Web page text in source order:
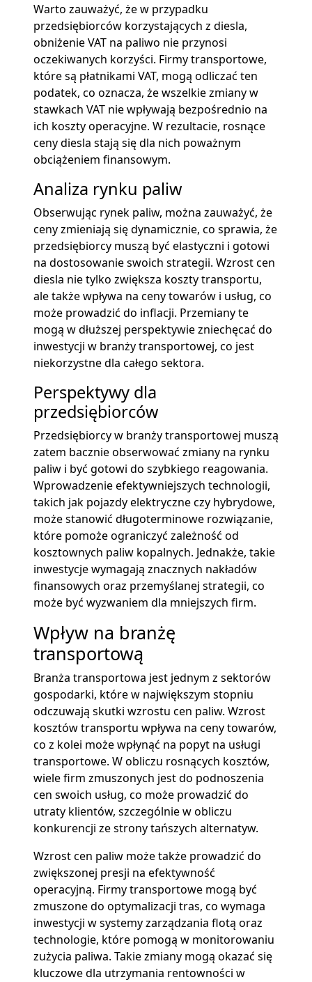
Warto zauważyć, że w przypadku
przedsiębiorców korzystających z diesla,
obniżenie VAT na paliwo nie przynosi
oczekiwanych korzyści. Firmy transportowe,
które są płatnikami VAT, mogą odliczać ten
podatek, co oznacza, że wszelkie zmiany w
stawkach VAT nie wpływają bezpośrednio na
ich koszty operacyjne. W rezultacie, rosnące
ceny diesla stają się dla nich poważnym
obciążeniem finansowym.
Analiza rynku paliw
Obserwując rynek paliw, można zauważyć, że
ceny zmieniają się dynamicznie, co sprawia, że
przedsiębiorcy muszą być elastyczni i gotowi
na dostosowanie swoich strategii. Wzrost cen
diesla nie tylko zwiększa koszty transportu,
ale także wpływa na ceny towarów i usług, co
może prowadzić do inflacji. Przemiany te
mogą w dłuższej perspektywie zniechęcać do
inwestycji w branży transportowej, co jest
niekorzystne dla całego sektora.
Perspektywy dla
przedsiębiorców
Przedsiębiorcy w branży transportowej muszą
zatem bacznie obserwować zmiany na rynku
paliw i być gotowi do szybkiego reagowania.
Wprowadzenie efektywniejszych technologii,
takich jak pojazdy elektryczne czy hybrydowe,
może stanowić długoterminowe rozwiązanie,
które pomoże ograniczyć zależność od
kosztownych paliw kopalnych. Jednakże, takie
inwestycje wymagają znacznych nakładów
finansowych oraz przemyślanej strategii, co
może być wyzwaniem dla mniejszych firm.
Wpływ na branżę
transportową
Branża transportowa jest jednym z sektorów
gospodarki, które w największym stopniu
odczuwają skutki wzrostu cen paliw. Wzrost
kosztów transportu wpływa na ceny towarów,
co z kolei może wpłynąć na popyt na usługi
transportowe. W obliczu rosnących kosztów,
wiele firm zmuszonych jest do podnoszenia
cen swoich usług, co może prowadzić do
utraty klientów, szczególnie w obliczu
konkurencji ze strony tańszych alternatyw.
Wzrost cen paliw może także prowadzić do
zwiększonej presji na efektywność
operacyjną. Firmy transportowe mogą być
zmuszone do optymalizacji tras, co wymaga
inwestycji w systemy zarządzania flotą oraz
technologie, które pomogą w monitorowaniu
zużycia paliwa. Takie zmiany mogą okazać się
kluczowe dla utrzymania rentowności w